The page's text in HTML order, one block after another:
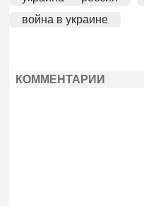
война в украине
КОММЕНТАРИИ